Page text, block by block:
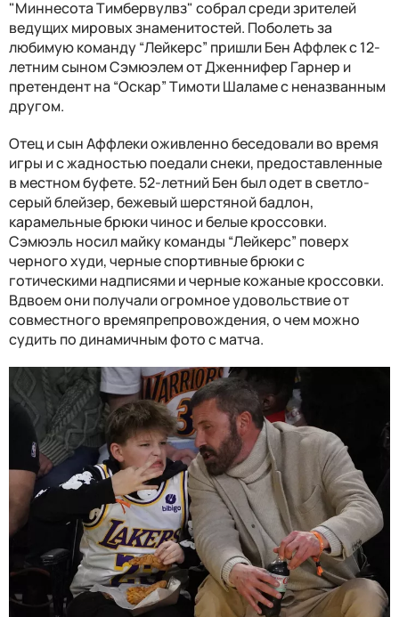
"Миннесота Тимбервулвз" собрал среди зрителей
ведущих мировых знаменитостей. Поболеть за
любимую команду “Лейкерс” пришли Бен Аффлек с 12-
летним сыном Сэмюэлем от Дженнифер Гарнер и
претендент на “Оскар” Тимоти Шаламе с неназванным
другом.
Отец и сын Аффлеки оживленно беседовали во время
игры и с жадностью поедали снеки, предоставленные
в местном буфете. 52-летний Бен был одет в светло-
серый блейзер, бежевый шерстяной бадлон,
карамельные брюки чинос и белые кроссовки.
Сэмюэль носил майку команды “Лейкерс” поверх
черного худи, черные спортивные брюки с
готическими надписями и черные кожаные кроссовки.
Вдвоем они получали огромное удовольствие от
совместного времяпрепровождения, о чем можно
судить по динамичным фото с матча.